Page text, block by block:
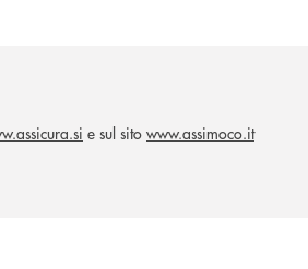
e sul sito www.assimoco.it